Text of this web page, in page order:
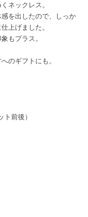
ネックレス。
を出したので、しっか
上げました。
もプラス。
のギフトにも。
前後）